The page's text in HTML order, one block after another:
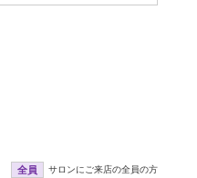
全員 サロンにご来店の全員の方